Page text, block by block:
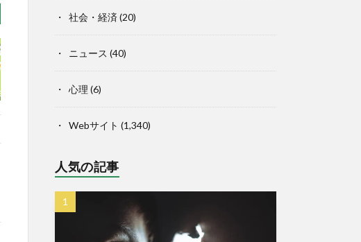
社会・経済(20)
ニュース (40)
心理 (6)
Webサイト (1,340)
人気の記事